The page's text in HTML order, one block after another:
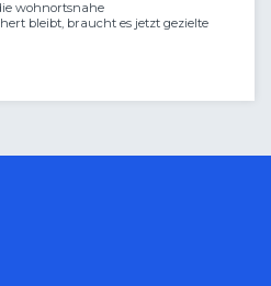
wohnortsnahe
bleibt, braucht es jetzt gezielte